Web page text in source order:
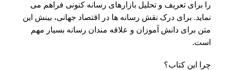
را برای تعریف و تحلیل بازارهای رسانه کنونی فراهم می
نماید. برای درک نقش رسانه ها در اقتصاد جهانی، بینش این
متن برای دانش آموزان و علاقه مندان رسانه بسیار مهم
است.
چرا این کتاب؟